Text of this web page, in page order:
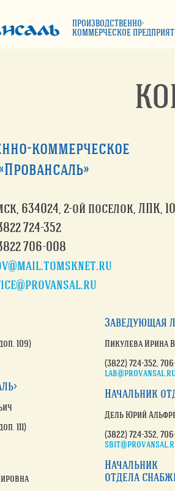
ПРОИЗВОДСТВЕННО-
КОММЕРЧЕСКОЕ
коммерческое
634024, 2-ой поселок, ЛПК,
724-352
706-008
109)
111)
Заведующая
Пикулева Ирина
(3822) 724-352,
Начальник
Дель Юрий
(3822) 724-352,
Начальник
отдела